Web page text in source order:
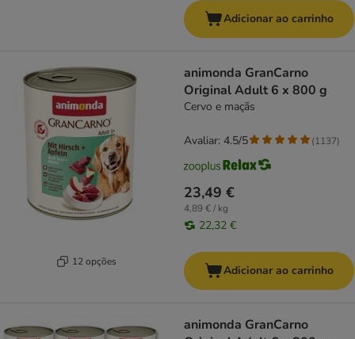
Adicionar ao carrinho
12 opções
animonda GranCarno
Original Adult 6 x 800 g
Cervo e maçãs
23,49 €
4,89 € / kg
22,32 €
Avaliar: 4.5/5 (1137)
Adicionar ao carrinho
animonda GranCarno